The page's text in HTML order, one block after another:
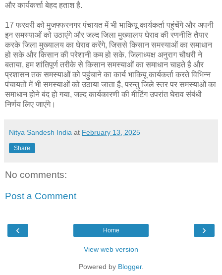
और कार्यकर्त्ता बेहद हताश है.
17 फरवरी को मुजफ्फरनगर पंचायत में भी भाकियू कार्यकर्ता पहुंचेंगे और अपनी
इन समस्याओं को उठाएंगे और जल्द जिला मुख्यालय घेराव की रणनीति तैयार
करके जिला मुख्यालय का घेराव करेंगे, जिससे किसान समस्याओं का समाधान
हो सके और किसान की परेशानी कम हो सके. जिलाध्यक्ष अनुराग चौधरी ने
बताया, हम शांतिपूर्ण तरीके से किसान समस्याओं का समाधान चाहते है और
प्रशासन तक समस्याओं को पहुंचाने का कार्य भाकियू कार्यकर्ता करते विभिन्न
पंचायतों में भी समस्याओं को उठाया जाता है, परन्तु जिले स्तर पर समस्याओं का
समाधान होने बंद हो गया, जल्द कार्यकारणी की मीटिंग उपरांत घेराव संबंधी
निर्णय लिए जाएंगे।
Nitya Sandesh India at February 13, 2025
Share
No comments:
Post a Comment
‹ ›
Home
View web version
Powered by Blogger.